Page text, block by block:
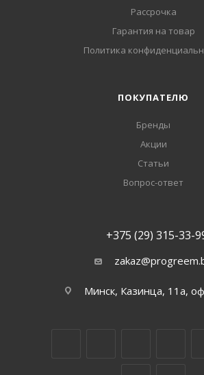
Рассрочка
Гарантия на товар
Политика
ПОКУПАТЕЛЮ
Бренды
Акции
Статьи
Вопрос-ответ
+375 (29) 315-33-
Минск, Казинца, 11а,